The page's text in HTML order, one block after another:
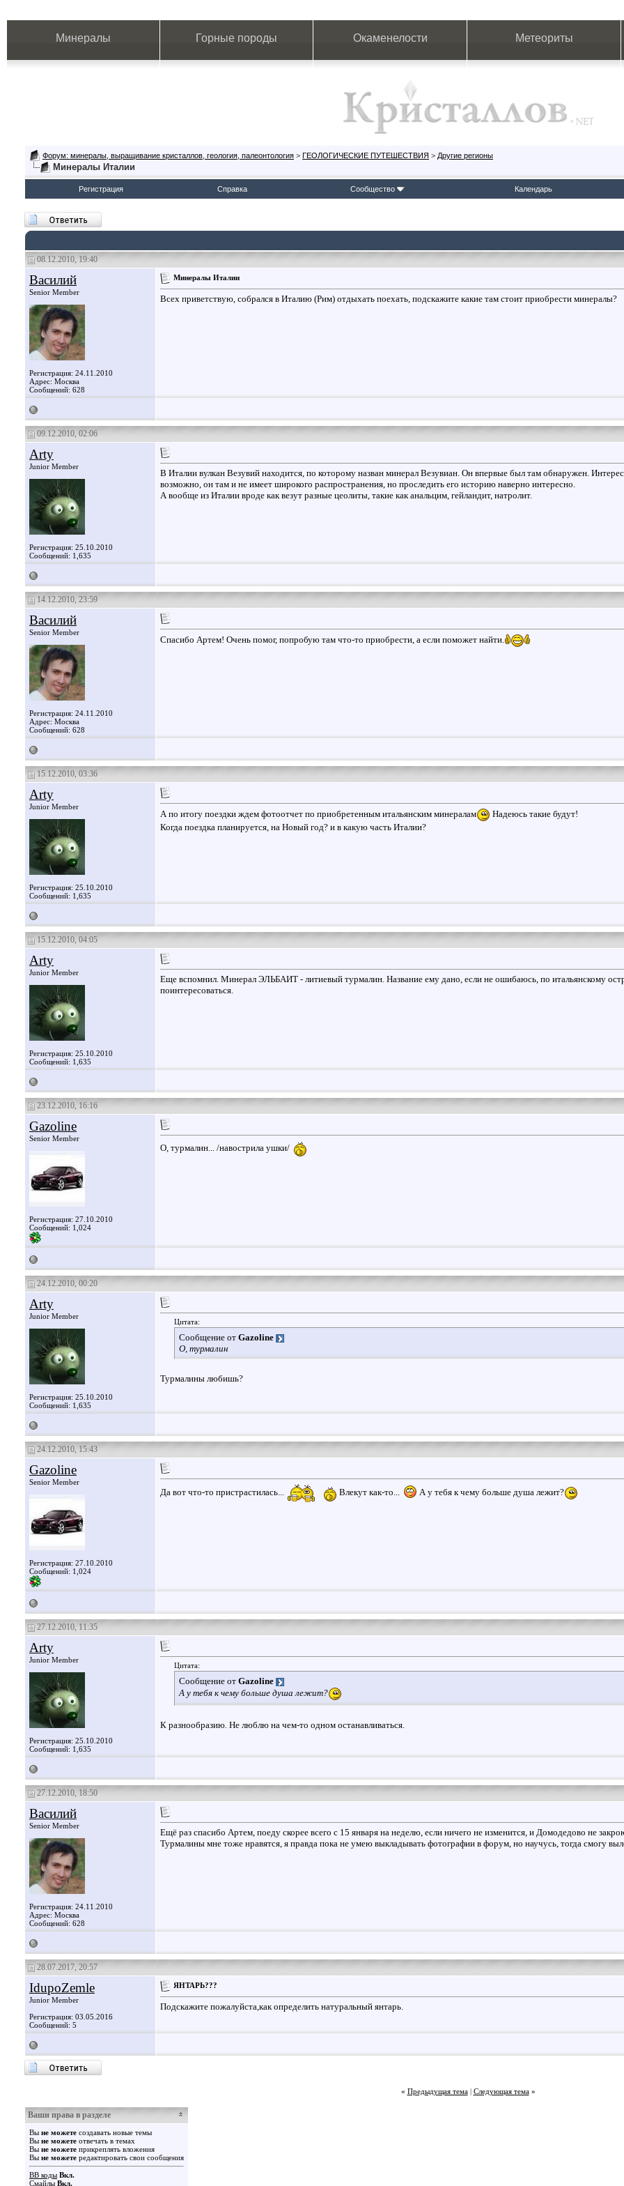
Минералы Горные породы Окаменелости Метеориты
Форум: минералы, выращивание кристаллов, геология, палеонтология > ГЕОЛОГИЧЕСКИЕ ПУТЕШЕСТВИЯ > Другие регионы
Минералы Италии
Регистрация Справка Сообщество Календарь
08.12.2010, 19:40
Василий
Senior Member
Регистрация: 24.11.2010
Адрес: Москва
Сообщений: 628
Минералы Италии
Всех приветствую, собрался в Италию (Рим) отдыхать поехать, подскажите какие там стоит приобрести минералы?
09.12.2010, 02:06
Arty
Junior Member
Регистрация: 25.10.2010
Сообщений: 1,635
В Италии вулкан Везувий находится, по которому назван минерал Везувиан. Он впервые был там обнаружен.
возможно, он там и не имеет широкого распространения, но проследить его историю наверно интересно.
А вообще из Италии вроде как везут разные цеолиты, такие как анальцим, гейландит, натролит.
14.12.2010, 23:59
Василий
Senior Member
Регистрация: 24.11.2010
Адрес: Москва
Сообщений: 628
Спасибо Артем! Очень помог, попробую там что-то приобрести, а если поможет найти.
15.12.2010, 03:36
Arty
Junior Member
Регистрация: 25.10.2010
Сообщений: 1,635
А по итогу поездки ждем фотоотчет по приобретенным итальянским минералам
Надеюсь такие будут!
Когда поездка планируется, на Новый год? и в какую часть Италии?
15.12.2010, 04:05
Arty
Junior Member
Регистрация: 25.10.2010
Сообщений: 1,635
Еще вспомнил. Минерал ЭЛЬБАИТ - литиевый турмалин. Название ему дано, если не ошибаюсь, по итальянскому
поинтересоваться.
23.12.2010, 16:16
Gazoline
Senior Member
Регистрация: 27.10.2010
Сообщений: 1,024
О, турмалин... /навострила ушки/
24.12.2010, 00:20
Arty
Junior Member
Регистрация: 25.10.2010
Сообщений: 1,635
Цитата:
Сообщение от Gazoline
О, турмалин
Турмалины любишь?
24.12.2010, 15:43
Gazoline
Senior Member
Регистрация: 27.10.2010
Сообщений: 1,024
Да вот что-то пристрастилась... Влекут как-то... А у тебя к чему больше душа лежит?
27.12.2010, 11:35
Arty
Junior Member
Регистрация: 25.10.2010
Сообщений: 1,635
Цитата:
Сообщение от Gazoline
А у тебя к чему больше душа лежит?
К разнообразию. Не люблю на чем-то одном останавливаться.
27.12.2010, 18:50
Василий
Senior Member
Регистрация: 24.11.2010
Адрес: Москва
Сообщений: 628
Ещё раз спасибо Артем, поеду скорее всего с 15 января на неделю, если ничего не изменится, и Домодедово не
Турмалины мне тоже нравятся, я правда пока не умею выкладывать фотографии в форум, но научусь, тогда смогу
28.07.2017, 20:57
IdupoZemle
Junior Member
Регистрация: 03.05.2016
Сообщений: 5
ЯНТАРЬ???
Подскажите пожалуйста,как определить натуральный янтарь.
« Предыдущая тема| Следующая тема »
Ваши права в разделе
Вы не можете создавать новые темы
Вы не можете отвечать в темах
Вы не можете прикреплять вложения
Вы не можете редактировать свои сообщения
BB коды Вкл.
Смайлы Вкл.